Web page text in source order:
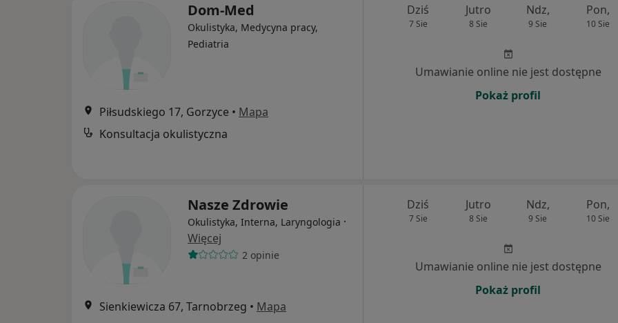
Dom-Med
Okulistyka, Medycyna pracy,
Pediatria
Piłsudskiego 17, Gorzyce • Mapa
Konsultacja okulistyczna
Dziś
7 Sie
Jutro
8 Sie
Ndz,
9 Sie
Pon,
10 Sie
Umawianie online nie jest dostępne
Pokaż profil
Nasze Zdrowie
Okulistyka, Interna, Laryngologia ·
Więcej
2 opinie
Sienkiewicza 67, Tarnobrzeg • Mapa
Dziś
7 Sie
Jutro
8 Sie
Ndz,
9 Sie
Pon,
10 Sie
Umawianie online nie jest dostępne
Pokaż profil